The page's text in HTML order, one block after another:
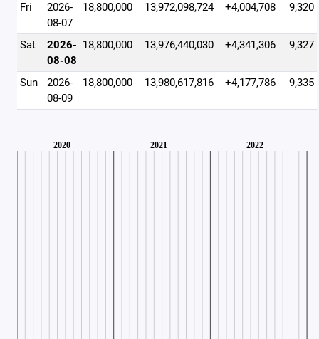
Fri
2026-
08-07
18,800,000 13,972,098,724 +4,004,708 9,320
Sat
2026-
08-08
18,800,000 13,976,440,030 +4,341,306 9,327
Sun
2026-
08-09
18,800,000 13,980,617,816 +4,177,786 9,335